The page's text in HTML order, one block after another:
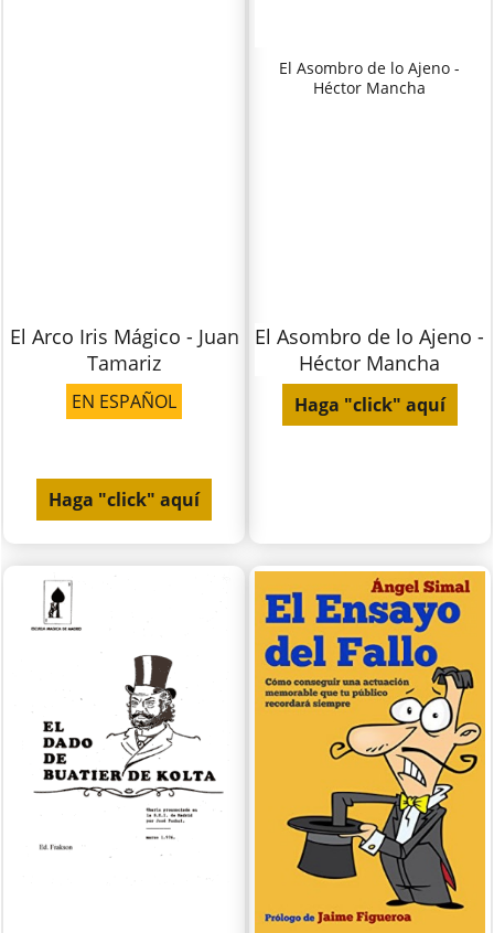
El Arco Iris Mágico - Juan
Tamariz
EN ESPAÑOL
Haga "click" aquí
El Asombro de lo Ajeno -
Héctor Mancha
El Asombro de lo Ajeno -
Héctor Mancha
Haga "click" aquí